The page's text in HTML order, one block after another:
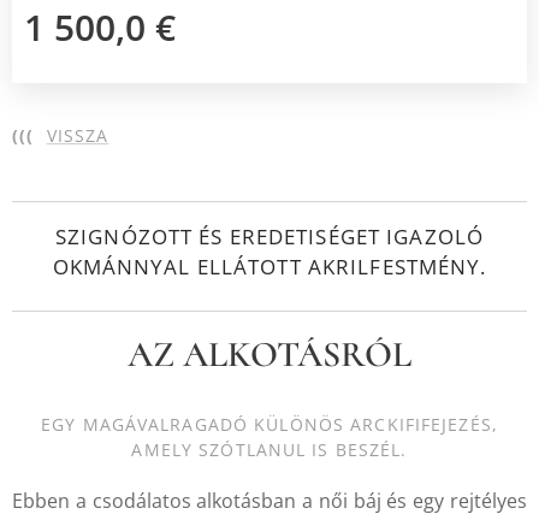
1 500,0 €
((( VISSZA
SZIGNÓZOTT ÉS EREDETISÉGET IGAZOLÓ
OKMÁNNYAL ELLÁTOTT AKRILFESTMÉNY.
AZ ALKOTÁSRÓL
EGY MAGÁVALRAGADÓ KÜLÖNÖS ARCKIFIFEJEZÉS,
AMELY SZÓTLANUL IS BESZÉL.
Ebben a csodálatos alkotásban a női báj és egy rejtélyes